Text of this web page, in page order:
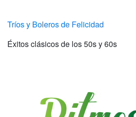
Tríos y Boleros de Felicidad
Éxitos clásicos de los 50s y 60s